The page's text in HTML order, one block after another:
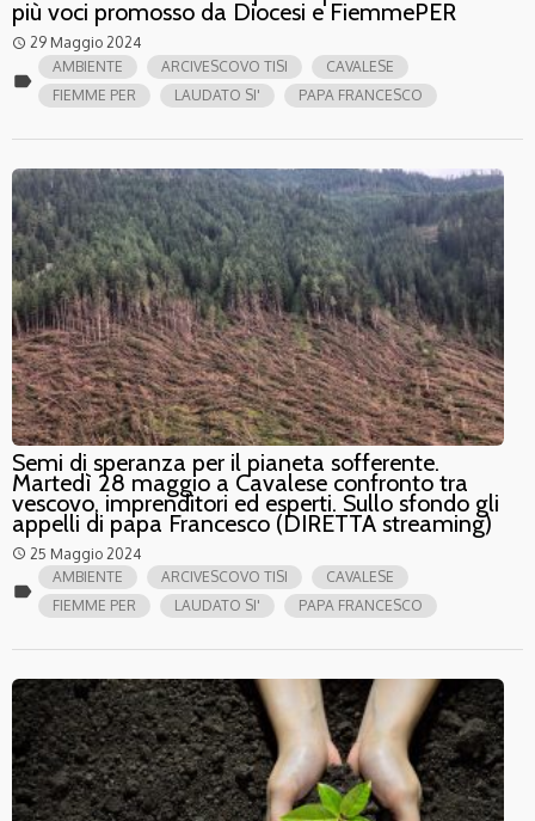
più voci promosso da Diocesi e FiemmePER
access_time 29 Maggio 2024
label
AMBIENTE ARCIVESCOVO TISI
CAVALESE
FIEMME PER
LAUDATO SI' PAPA FRANCESCO
Semi di speranza per il pianeta sofferente.
Martedì 28 maggio a Cavalese confronto tra
vescovo, imprenditori ed esperti. Sullo sfondo gli
appelli di papa Francesco (DIRETTA streaming)
access_time 25 Maggio 2024
label
AMBIENTE ARCIVESCOVO TISI
CAVALESE
FIEMME PER
LAUDATO SI' PAPA FRANCESCO